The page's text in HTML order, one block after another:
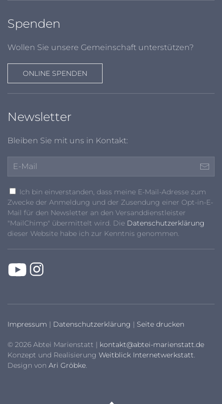
Spenden
Wollen Sie unsere Gemeinschaft unterstützen?
ONLINE SPENDEN
Newsletter
Bleiben Sie mit uns in Kontakt:
Ich bin einverstanden, dass meine E-Mail-Adresse zum
Zwecke der Anmeldung und der Zusendung einer Opt-in-E-
Mail für den Newsletter an den Versanddienstleister
"MailChimp" übermittelt wird. Die Datenschutzerklärung
dieser Website habe ich zur Kenntnis genommen.
Impressum | Datenschutzerklärung | Seite drucken
© 2026 Abtei Marienstatt | kontakt@abtei-marienstatt.de
Konzept und Realisierung Weitblick Internetwerkstatt.
Design von Ari Gröbke.